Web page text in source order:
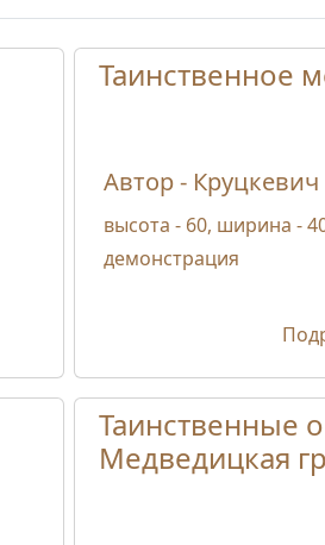
Таинственное
Автор - Круцкевич
высота - 60, ширина -
демонстрация
Таинственные
Медведицкая